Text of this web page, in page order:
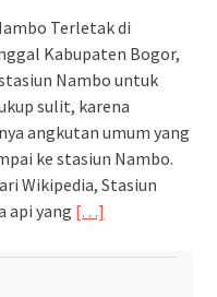
Terletak di
Kabupaten Bogor,
Nambo untuk
sulit, karena
angkutan umum yang
ke stasiun Nambo.
Wikipedia, Stasiun
api yang […]